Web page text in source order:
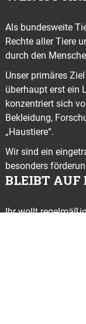
Als bundesweite
Rechte aller Tiere
durch den
Unser primäres
überhaupt erst ein
konzentriert sich
Bekleidung,
„Haustiere“.
Wir sind ein
besonders
BLEIBT AUF
Ihr wollt